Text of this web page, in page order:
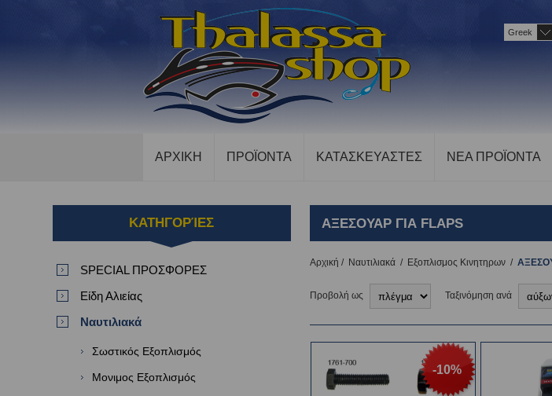
Greek
ΑΡΧΙΚΗ ΠΡΟΪΟΝΤΑ ΚΑΤΑΣΚΕΥΑΣΤΕΣ ΝΕΑ ΠΡΟΪΟΝΤΑ
ΑΞΕΣΟΥΑΡ ΓΙΑ FLAPS
Αρχική / Ναυτιλιακά / Εξοπλισμος Κινητηρων /
Προβολή ως Ταξινόμηση ανά
-10%
ΚΑΤΗΓΟΡΊΕΣ
SPECIAL ΠΡΟΣΦΟΡΕΣ
Είδη Αλιείας
Ναυτιλιακά
Σωστικός Εξοπλισμός
Μονιμος Εξοπλισμός